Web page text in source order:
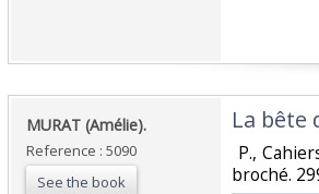
‎MURAT (Amélie).‎
Reference : 5090
See the book
‎La bête
P.,
broché.